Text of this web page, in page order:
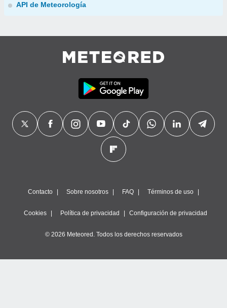
API de Meteorología
Contacto Sobre nosotros FAQ Términos de uso
Cookies Política de privacidad Configuración de privacidad
© 2026 Meteored. Todos los derechos reservados